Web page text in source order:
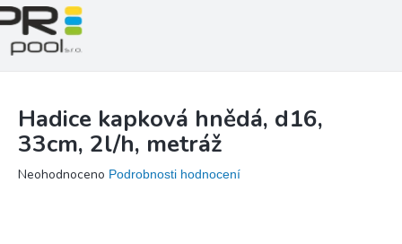
Hadice kapková hnědá, d16,
33cm, 2l/h, metráž
Průměrné
Neohodnoceno Podrobnosti hodnocení